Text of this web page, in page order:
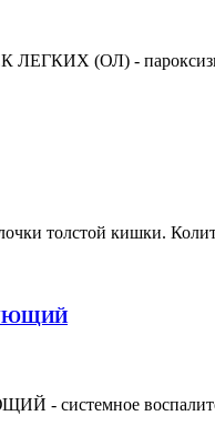
(ОЛ) -
толстой кишки.